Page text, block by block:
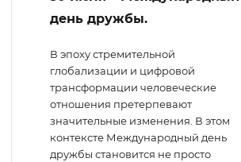
день дружбы.
В эпоху стремительной
глобализации и цифровой
трансформации человеческие
отношения претерпевают
значительные изменения. В этом
контексте Международный день
дружбы становится не просто